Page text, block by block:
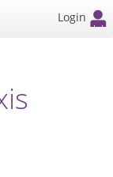
Login